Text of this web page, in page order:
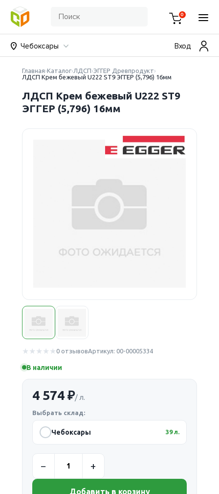
0
Чебоксары Вход
Главная Каталог ЛДСП ЭГГЕР Древпродукт
ЛДСП Крем бежевый U222 ST9 ЭГГЕР (5,796) 16мм
ЛДСП Крем бежевый U222 ST9
ЭГГЕР (5,796) 16мм
0 отзывовАртикул: 00-00005334
В наличии
4 574 ₽/ л.
Выбрать склад:
Чебоксары 39 л.
Добавить в корзину